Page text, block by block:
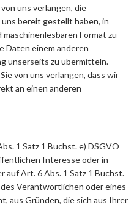
uns verlangen, die
bereit gestellt haben, in
Format zu
Daten einem anderen
unserseits zu übermitteln.
von uns verlangen, dass wir
an einen anderen
1 Satz 1 Buchst. e) DSGVO
Interesse oder in
Art. 6 Abs. 1 Satz 1 Buchst.
Verantwortlichen oder eines
aus Gründen, die sich aus Ihrer